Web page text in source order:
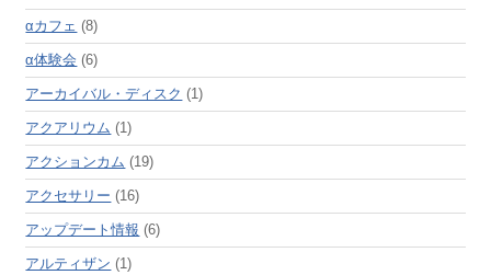
αカフェ (8)
α体験会 (6)
アーカイバル・ディスク (1)
アクアリウム (1)
アクションカム (19)
アクセサリー (16)
アップデート情報 (6)
アルティザン (1)